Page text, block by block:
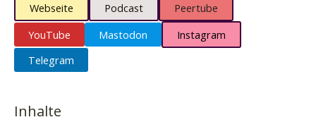
Webseite Podcast
Peertube
YouTube
Mastodon
Instagram
Telegram
Inhalte